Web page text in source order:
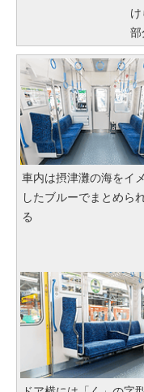
部
車内は摂津灘の海をイ
したブルーでまとめら
る